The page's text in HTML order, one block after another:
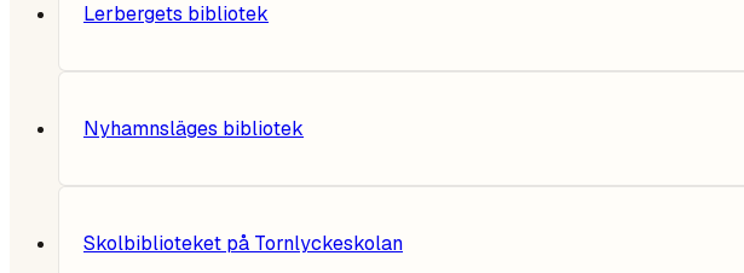
Lerbergets bibliotek
Nyhamnsläges bibliotek
Skolbiblioteket på Tornlyckeskolan